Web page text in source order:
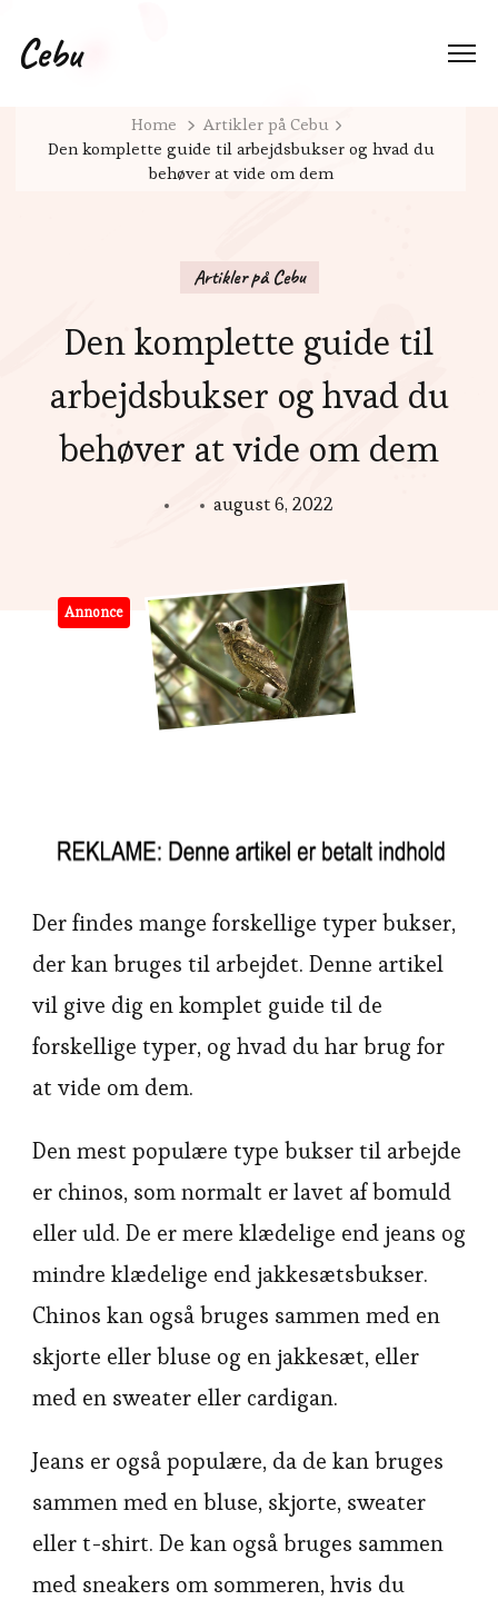
Cebu
Home
Artikler på Cebu
Den komplette guide til arbejdsbukser og hvad du
behøver at vide om dem
Artikler på Cebu
Den komplette guide til
arbejdsbukser og hvad du
behøver at vide om dem
august 6, 2022
Annonce
Der findes mange forskellige typer bukser,
der kan bruges til arbejdet. Denne artikel
vil give dig en komplet guide til de
forskellige typer, og hvad du har brug for
at vide om dem.
Den mest populære type bukser til arbejde
er chinos, som normalt er lavet af bomuld
eller uld. De er mere klædelige end jeans og
mindre klædelige end jakkesætsbukser.
Chinos kan også bruges sammen med en
skjorte eller bluse og en jakkesæt, eller
med en sweater eller cardigan.
Jeans er også populære, da de kan bruges
sammen med en bluse, skjorte, sweater
eller t-shirt. De kan også bruges sammen
med sneakers om sommeren, hvis du